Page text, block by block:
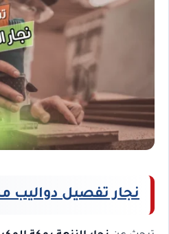
نجار تفصيل دواليب